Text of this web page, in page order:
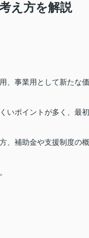
え方を解説
、事業用として新たな価
いポイントが多く、最初
、補助金や支援制度の概